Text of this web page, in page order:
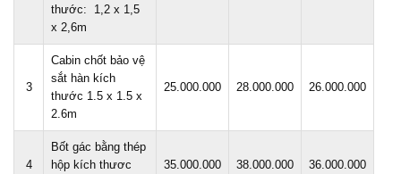
thước: 1,2 x 1,5
x 2,6m
3
Cabin chốt bảo vệ
sắt hàn kích
thước 1.5 x 1.5 x
2.6m
25.000.000 28.000.000 26.000.000
4
Bốt gác bằng thép
hộp kích thươc
35.000.000 38.000.000 36.000.000